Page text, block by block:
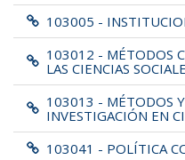
103005 -
103012 - MÉTODOS
LAS CIENCIAS
103013 - MÉTODOS
INVESTIGACIÓN EN
103041 - POLÍTICA